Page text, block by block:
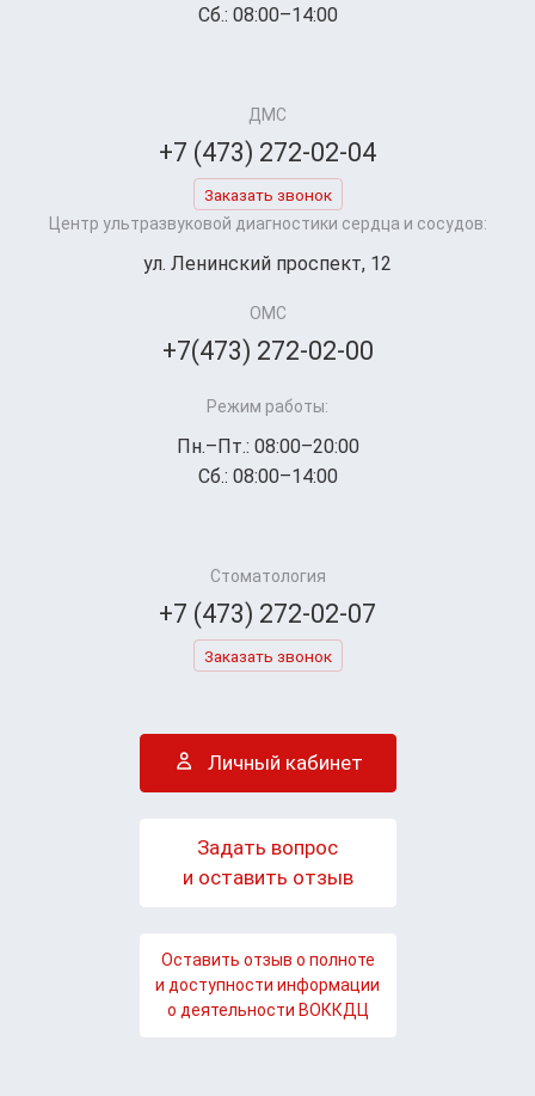
Сб.: 08:00–14:00
ДМС
+7 (473) 272-02-04
Заказать звонок
Центр ультразвуковой диагностики сердца и сосудов:
ул. Ленинский проспект, 12
ОМС
+7(473) 272-02-00
Режим работы:
Пн.–Пт.: 08:00–20:00
Сб.: 08:00–14:00
Стоматология
+7 (473) 272-02-07
Заказать звонок
Личный кабинет
Задать вопрос
и оставить отзыв
Оставить отзыв о полноте
и доступности информации
о деятельности ВОККДЦ